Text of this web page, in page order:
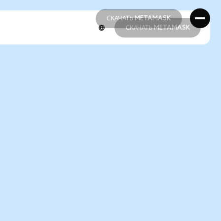
СКАЧАТЬ METAMASK
СКАЧАТЬ METAMASK
СКАЧАТЬ METAMASK